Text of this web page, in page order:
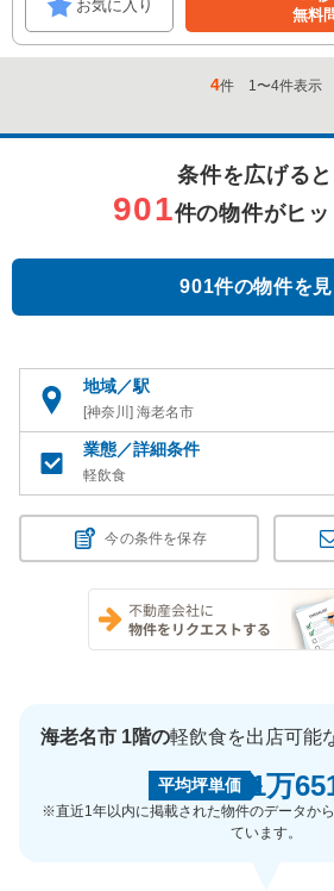
お気に入り
無料
4件 1〜4件表示
条件を広げると
901件の物件がヒ
901件の物件を
地域／駅
[神奈川] 海老名市
業態／詳細条件
軽飲食
今の条件を保存
海老名市 1階の軽飲食を出店可能
平均坪単価 1万
※直近1年以内に掲載された物件のデータか
ています。